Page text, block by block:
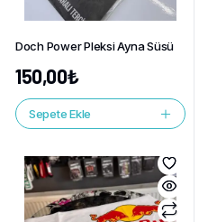
Doch Power Pleksi Ayna Süsü
150,00₺
Sepete Ekle